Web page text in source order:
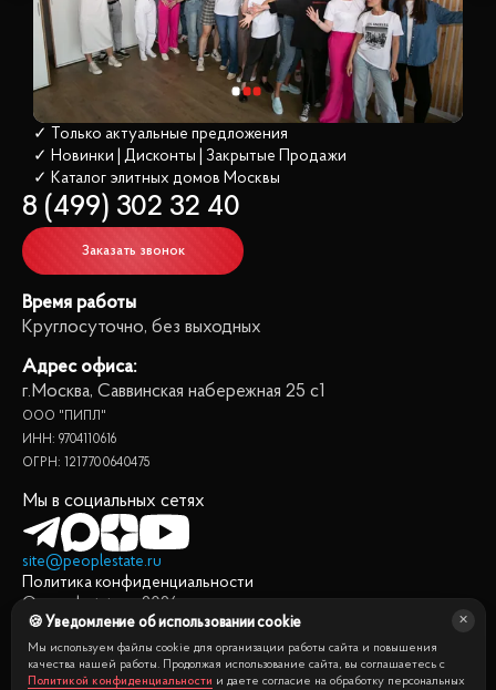
✓ Только актуальные предложения
✓ Новинки | Дисконты | Закрытые Продажи
✓ Каталог элитных домов Москвы
8 (499) 302 32 40
Заказать звонок
Время работы
Круглосуточно, без выходных
Адрес офиса:
г.Москва, Саввинская набережная 25 с1
ООО "ПИПЛ"
ИНН: 9704110616
ОГРН: 1217700640475
Мы в социальных сетях
site@peoplestate.ru
Политика конфиденциальности
© peoplestate.ru 2026
Представленная на сайте информация, в т.ч. стоимости
квартир, носит информационный характер и не является
публичной офертой. Условия продажи квартиры могут быть
🍪 Уведомление об использовании cookie
Мы используем файлы cookie для организации работы сайта и повышения
качества нашей работы. Продолжая использование сайта, вы соглашаетесь с
Политикой конфиденциальности и даете согласие на обработку персональных